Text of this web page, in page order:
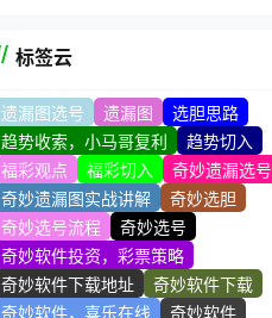
标签云
遗漏图选号 遗漏图
选胆思路
趋势收索，小马哥复利
趋势切入
福彩观点
福彩切入
奇妙遗漏选号
奇妙遗漏图实战讲解
奇妙选胆
奇妙选号流程
奇妙选号
奇妙软件投资，彩票策略
奇妙软件下载地址
奇妙软件下载
奇妙软件，喜乐在线
奇妙软件